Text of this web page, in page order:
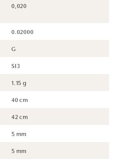
0,020
0.02000
G
SI3
1.15 g
40 cm
42 cm
5 mm
5 mm